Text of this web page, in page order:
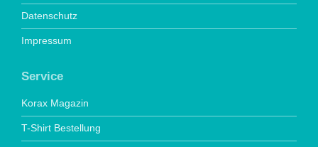
Datenschutz
Impressum
Service
Korax Magazin
T-Shirt Bestellung